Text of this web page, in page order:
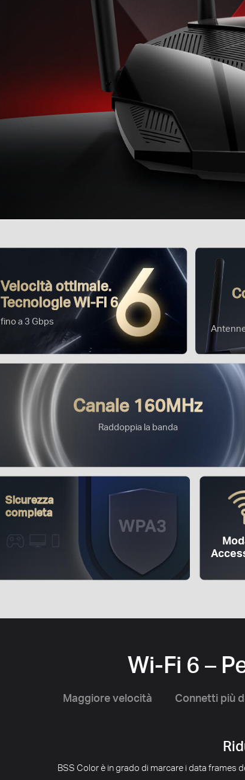
Velocità ottimale.
Tecnologie Wi-Fi 6
fino a 3 Gbps
Canale 160MHz
Raddoppia la banda
Sicurezza
completa
Wi-Fi 6 –
Maggiore velocità Connetti più
BSS Color è in grado di marcare i data frames